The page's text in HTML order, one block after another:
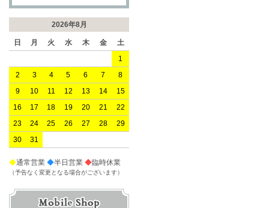
2026年8月
日 月 火 水 木 金
土
1
2
3 4 5 6 7
8
9
10 11 12 13 14
15
16
17 18 19 20 21
22
23
24 25 26 27 28
29
30
31
◆通常営業 ◆半日営業 ◆臨時休業
（予告なく変更となる場合がございます）